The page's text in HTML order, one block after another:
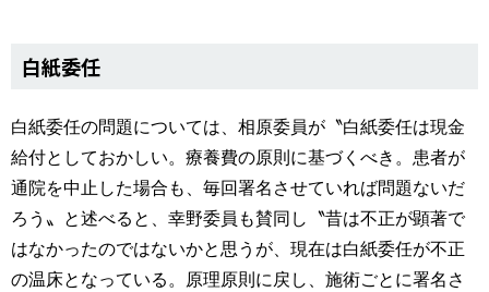
白紙委任
白紙委任の問題については、相原委員が〝白紙委任は現金
給付としておかしい。療養費の原則に基づくべき。患者が
通院を中止した場合も、毎回署名させていれば問題ないだ
ろう〟と述べると、幸野委員も賛同し〝昔は不正が顕著で
はなかったのではないかと思うが、現在は白紙委任が不正
の温床となっている。原理原則に戻し、施術ごとに署名さ